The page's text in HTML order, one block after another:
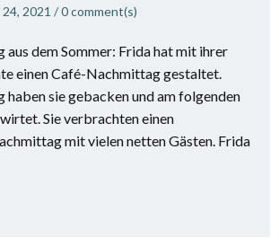
2021 /0comment(s)
aus dem Sommer: Frida hat mit ihrer
einen Café-Nachmittag gestaltet.
haben sie gebacken und am folgenden
Sie verbrachten einen
mit vielen netten Gästen. Frida